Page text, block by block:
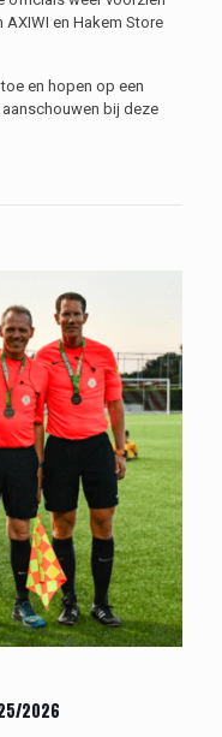
en Hakem Store
en hopen op een
bij deze
2026